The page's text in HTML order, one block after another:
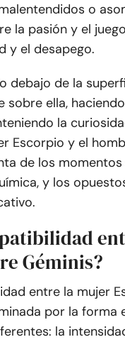
o
la pasión y el
y el desapego.
debajo de la
ella,
la
Escorpio y el
de los
y los
Géminis?
entre la mujer
por la forma
la